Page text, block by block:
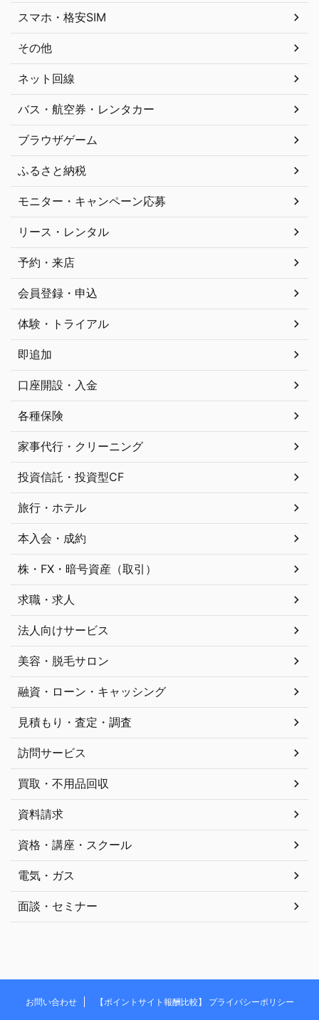
スマホ・格安SIM
その他
ネット回線
バス・航空券・レンタカー
ブラウザゲーム
ふるさと納税
モニター・キャンペーン応募
リース・レンタル
予約・来店
会員登録・申込
体験・トライアル
即追加
口座開設・入金
各種保険
家事代行・クリーニング
投資信託・投資型CF
旅行・ホテル
本入会・成約
株・FX・暗号資産（取引）
求職・求人
法人向けサービス
美容・脱毛サロン
融資・ローン・キャッシング
見積もり・査定・調査
訪問サービス
買取・不用品回収
資料請求
資格・講座・スクール
電気・ガス
面談・セミナー
お問い合わせ 【ポイントサイト報酬比較】 プライバシーポリシー